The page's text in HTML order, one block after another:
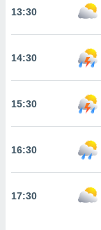
botón
la
ya sean
nos
en
perfil
y
CONTINUAR
13:30
14:30
15:30
16:30
17:30